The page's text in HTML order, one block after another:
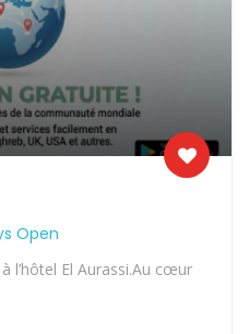
Open
l’hôtel El Aurassi.Au cœur